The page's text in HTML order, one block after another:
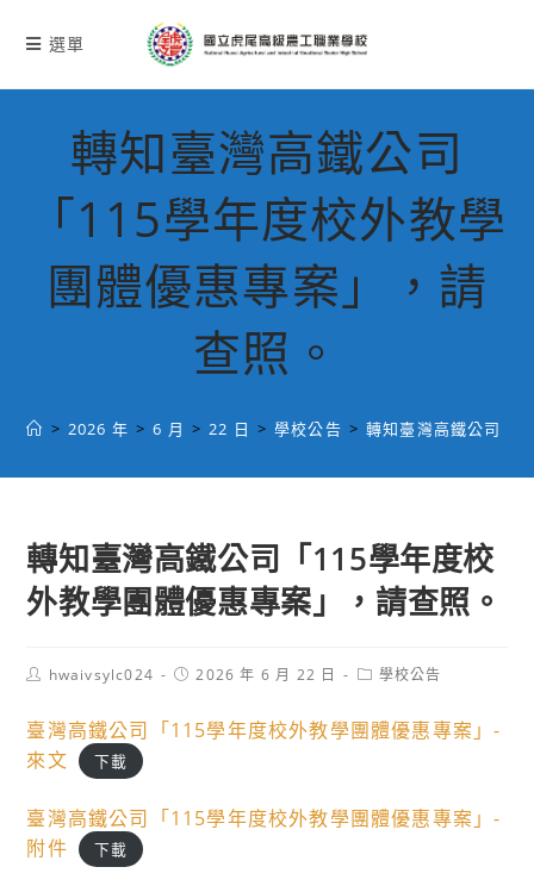
選單
轉知臺灣高鐵公司
「115學年度校外教學
團體優惠專案」，請
查照。
> 2026 年 > 6 月 > 22 日 > 學校公告 > 轉知臺灣高鐵公司「
轉知臺灣高鐵公司「115學年度校
外教學團體優惠專案」，請查照。
Posthwaivsylc024
Post2026 年 6 月 22 日
Post學校公告
臺灣高鐵公司「115學年度校外教學團體優惠專案」-
來文
下載
臺灣高鐵公司「115學年度校外教學團體優惠專案」-
附件
下載